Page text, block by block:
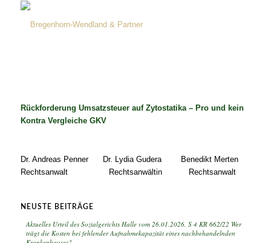
Rückforderung Umsatzsteuer auf Zytostatika – Pro und kein
Kontra Vergleiche GKV
Dr. Andreas Penner Dr. Lydia Gudera Benedikt Merten
Rechtsanwalt Rechtsanwältin Rechtsanwalt
NEUSTE BEITRÄGE
Aktuelles Urteil des Sozialgerichts Halle vom 26.01.2026, S 4 KR 662/22 Wer
trägt die Kosten bei fehlender Aufnahmekapazität eines nachbehandelnden